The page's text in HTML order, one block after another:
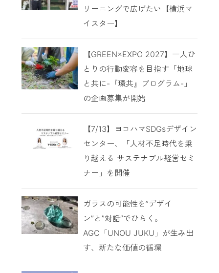
リーニングで広げたい【横浜マ
イスター】
【GREEN×EXPO 2027】一人ひ
とりの行動変容を目指す「地球
と共に-『環共』プログラム-」
の企画募集が開始
【7/13】ヨコハマSDGsデザイン
センター、「人材不足時代を乗
り越える サステナブル経営セミ
ナー」を開催
ガラスの可能性を”デザイ
ン”と”対話”でひらく。
AGC「UNOU JUKU」が生み出
す、新たな価値の循環